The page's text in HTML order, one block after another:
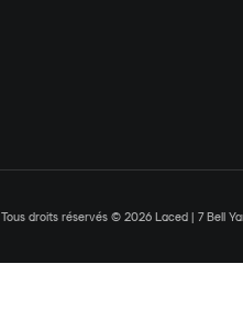
Tous droits réservés © 2026 Laced | 7 Bell